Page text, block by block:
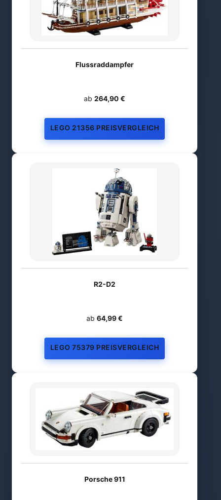
Flussraddampfer
ab 264,90 €
LEGO 21356 PREISVERGLEICH
R2-D2
ab 64,99 €
LEGO 75379 PREISVERGLEICH
Porsche 911